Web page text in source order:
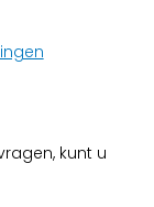
kunt u